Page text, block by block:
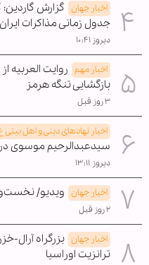
اخبار جهان گزارش گاردین:
جدول زمانی مذاکرات
دیروز ۱۰:۴۱
اخبار مهم روایت العربیه
بازگشایی تنگه هرمز
۳ روز قبل
اخبار نهادهای دینی و اهل بیتی
سیدعبدالرحیم موسوی
دیروز ۱۳:۱۱
اخبار جهان ویدیو/
۲ روز قبل
اخبار جهان بزرگراه آرال-
ترانزیت اوراسیا